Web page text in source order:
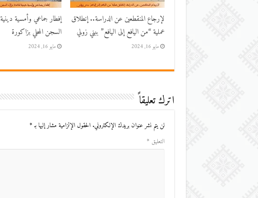
لإرجاع المنقطعين عن الدراسة.. إنطلاق
عملية “من اليافع إلى اليافع” ببني زولي
مايو 16, 2024
إفطار جماعي وأمسية
السجن المحلي بزاكورة
مايو 16, 2024
اترك تعليقاً
لن يتم نشر عنوان بريدك الإلكتروني. الحقول الإلزامية مشار إليها بـ*
التعليق *